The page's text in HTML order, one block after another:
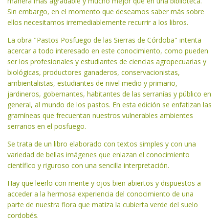
Sin embargo, en el momento que deseamos saber más sobre
ellos necesitamos irremediablemente recurrir a los libros.
La obra "Pastos Posfuego de las Sierras de Córdoba" intenta
acercar a todo interesado en este conocimiento, como pueden
ser los profesionales y estudiantes de ciencias agropecuarias y
biológicas, productores ganaderos, conservacionistas,
ambientalistas, estudiantes de nivel medio y primario,
jardineros, gobernantes, habitantes de las serranías y público en
general, al mundo de los pastos. En esta edición se enfatizan las
gramíneas que frecuentan nuestros vulnerables ambientes
serranos en el posfuego.
Se trata de un libro elaborado con textos simples y con una
variedad de bellas imágenes que enlazan el conocimiento
científico y riguroso con una sencilla interpretación.
Hay que leerlo con mente y ojos bien abiertos y dispuestos a
acceder a la hermosa experiencia del conocimiento de una
parte de nuestra flora que matiza la cubierta verde del suelo
cordobés.